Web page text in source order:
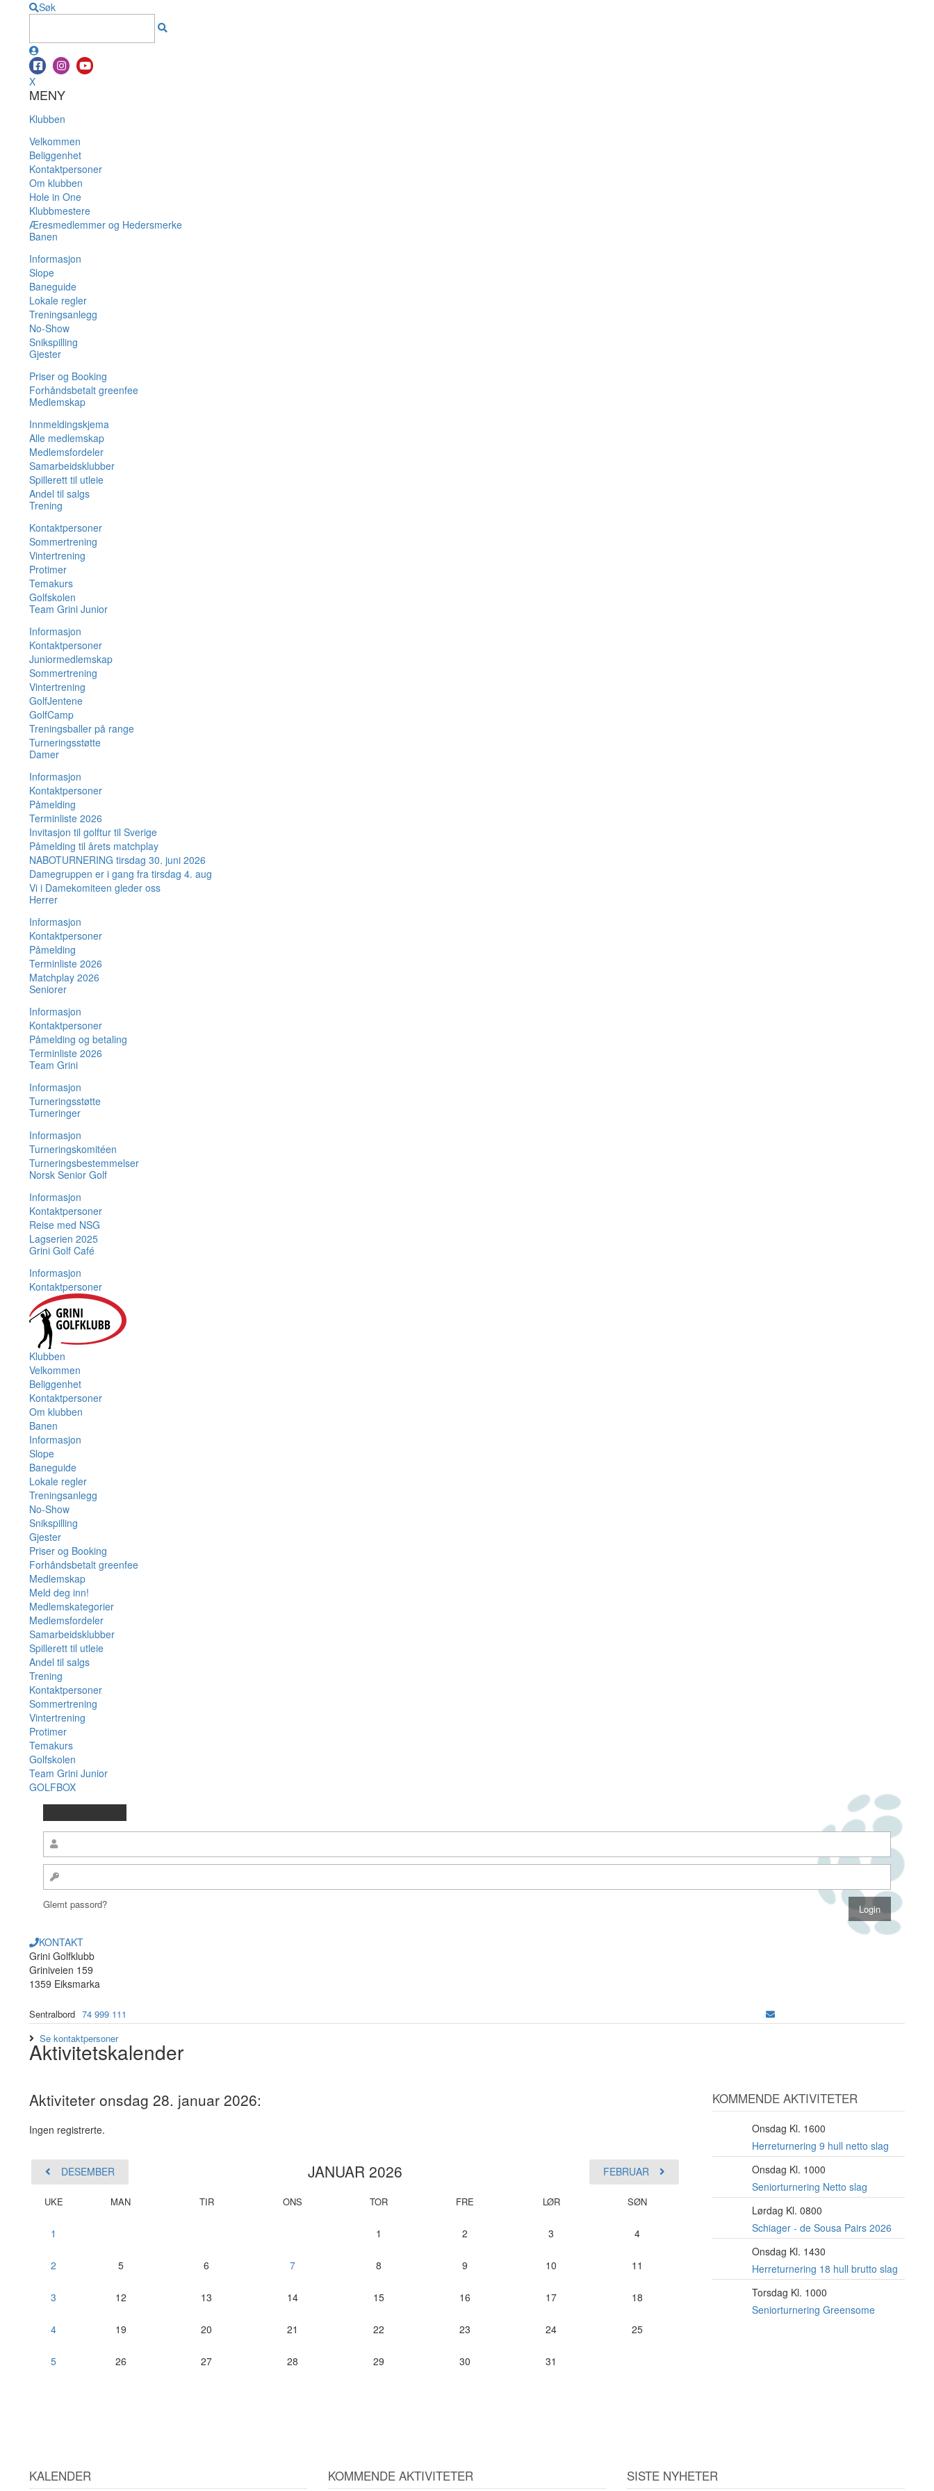
Søk
X
MENY
Klubben
Velkommen
Beliggenhet
Kontaktpersoner
Om klubben
Hole in One
Klubbmestere
Æresmedlemmer og Hedersmerke
Banen
Informasjon
Slope
Baneguide
Lokale regler
Treningsanlegg
No-Show
Snikspilling
Gjester
Priser og Booking
Forhåndsbetalt greenfee
Medlemskap
Innmeldingskjema
Alle medlemskap
Medlemsfordeler
Samarbeidsklubber
Spillerett til utleie
Andel til salgs
Trening
Kontaktpersoner
Sommertrening
Vintertrening
Protimer
Temakurs
Golfskolen
Team Grini Junior
Informasjon
Kontaktpersoner
Juniormedlemskap
Sommertrening
Vintertrening
GolfJentene
GolfCamp
Treningsballer på range
Turneringsstøtte
Damer
Informasjon
Kontaktpersoner
Påmelding
Terminliste 2026
Invitasjon til golftur til Sverige
Påmelding til årets matchplay
NABOTURNERING tirsdag 30. juni 2026
Damegruppen er i gang fra tirsdag 4. aug
Vi i Damekomiteen gleder oss
Herrer
Informasjon
Kontaktpersoner
Påmelding
Terminliste 2026
Matchplay 2026
Seniorer
Informasjon
Kontaktpersoner
Påmelding og betaling
Terminliste 2026
Team Grini
Informasjon
Turneringsstøtte
Turneringer
Informasjon
Turneringskomitéen
Turneringsbestemmelser
Norsk Senior Golf
Informasjon
Kontaktpersoner
Reise med NSG
Lagserien 2025
Grini Golf Café
Informasjon
Kontaktpersoner
Klubben
Velkommen
Beliggenhet
Kontaktpersoner
Om klubben
Banen
Informasjon
Slope
Baneguide
Lokale regler
Treningsanlegg
No-Show
Snikspilling
Gjester
Priser og Booking
Forhåndsbetalt greenfee
Medlemskap
Meld deg inn!
Medlemskategorier
Medlemsfordeler
Samarbeidsklubber
Spillerett til utleie
Andel til salgs
Trening
Kontaktpersoner
Sommertrening
Vintertrening
Protimer
Temakurs
Golfskolen
Team Grini Junior
GOLFBOX
Glemt passord?
KONTAKT
Grini Golfklubb
Griniveien 159
1359 Eiksmarka
Sentralbord 74 999 111
Se kontaktpersoner
Aktivitetskalender
Aktiviteter onsdag 28. januar 2026:
Ingen registrerte.
DESEMBER FEBRUAR
JANUAR 2026
UKE MAN TIR ONS TOR FRE LØR SØN
1 1 2 3 4
2 5 6 7 8 9 10 11
3 12 13 14 15 16 17 18
4 19 20 21 22 23 24 25
5 26 27 28 29 30 31
KOMMENDE AKTIVITETER
Onsdag Kl. 1600
Herreturnering 9 hull netto slag
Onsdag Kl. 1000
Seniorturnering Netto slag
Lørdag Kl. 0800
Schiager - de Sousa Pairs 2026
Onsdag Kl. 1430
Herreturnering 18 hull brutto slag
Torsdag Kl. 1000
Seniorturnering Greensome
KALENDER KOMMENDE AKTIVITETER SISTE NYHETER